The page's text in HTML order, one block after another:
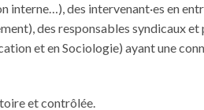
interne…), des intervenant·es en
des responsables syndicaux et
et en Sociologie) ayant une
et contrôlée.